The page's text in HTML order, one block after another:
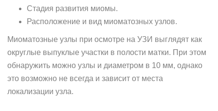
Стадия развития миомы.
Расположение и вид миоматозных узлов.
Миоматозные узлы при осмотре на УЗИ выглядят как
округлые выпуклые участки в полости матки. При этом
обнаружить можно узлы и диаметром в 10 мм, однако
это возможно не всегда и зависит от места
локализации узла.